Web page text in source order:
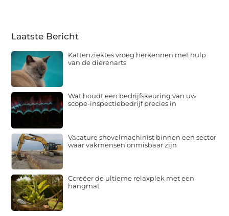
Laatste Bericht
Kattenziektes vroeg herkennen met hulp
van de dierenarts
Wat houdt een bedrijfskeuring van uw
scope-inspectiebedrijf precies in
Vacature shovelmachinist binnen een sector
waar vakmensen onmisbaar zijn
Ccreëer de ultieme relaxplek met een
hangmat